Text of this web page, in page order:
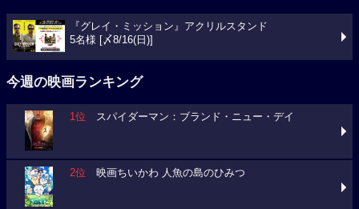
『グレイ・ミッション』アクリルスタンド
5名様 [〆8/16(日)]
今週の映画ランキング
1位 スパイダーマン：ブランド・ニュー・デイ
2位 映画ちいかわ 人魚の島のひみつ